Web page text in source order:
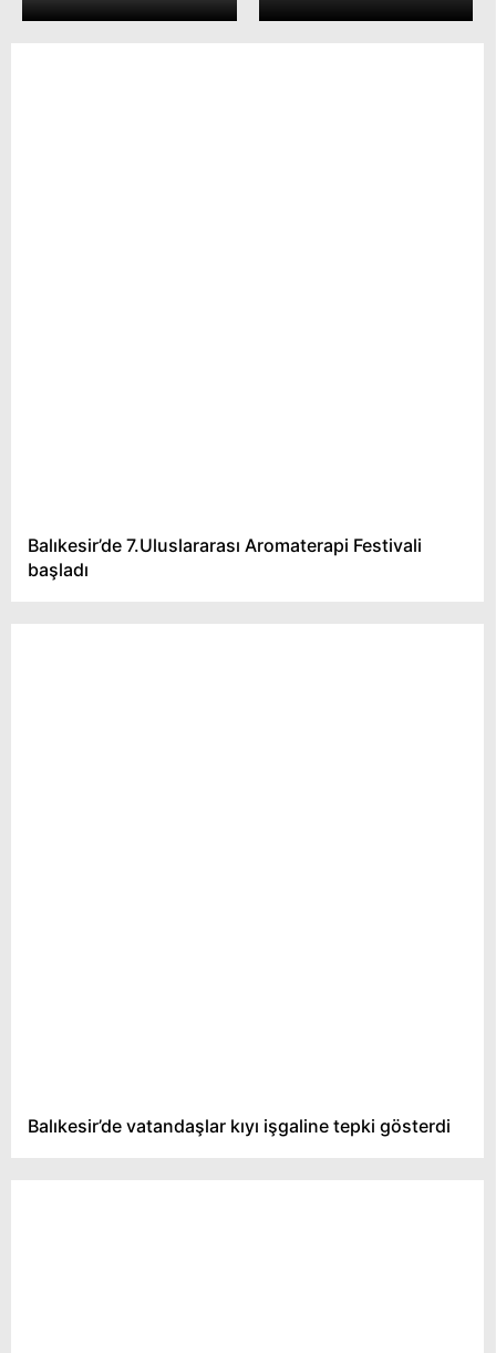
Balıkesir’de 7.Uluslararası Aromaterapi Festivali
başladı
Balıkesir’de vatandaşlar kıyı işgaline tepki gösterdi